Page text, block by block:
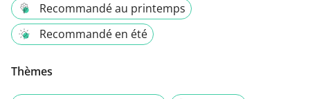
Recommandé au printemps
Recommandé en été
Thèmes